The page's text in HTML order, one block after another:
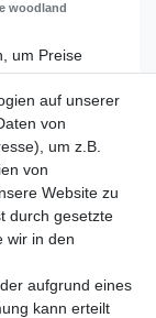
woodland
woodland
auf unserer
von
um z.B.
von
Website zu
durch gesetzte
wir in den
aufgrund eines
kann erteilt